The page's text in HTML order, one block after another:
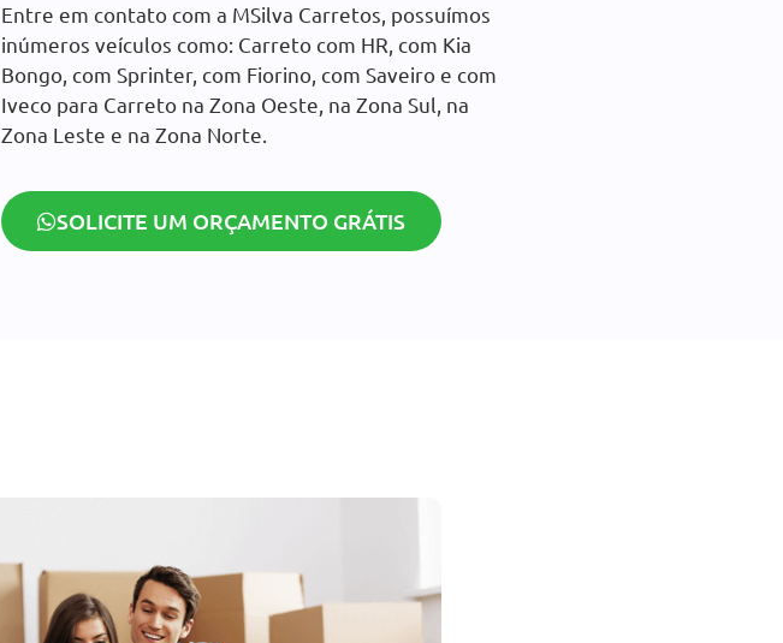
Entre em contato com a MSilva Carretos, possuímos
inúmeros veículos como: Carreto com HR, com Kia
Bongo, com Sprinter, com Fiorino, com Saveiro e com
Iveco para Carreto na Zona Oeste, na Zona Sul, na
Zona Leste e na Zona Norte.
SOLICITE UM ORÇAMENTO GRÁTIS